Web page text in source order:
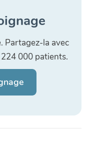
Partagez-la avec
000 patients.